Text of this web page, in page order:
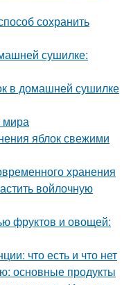
сохранить
сушилке:
в домашней сушилке
мира
яблок свежими
хранения
войлочную
фруктов и овощей:
что есть и что нет
основные продукты